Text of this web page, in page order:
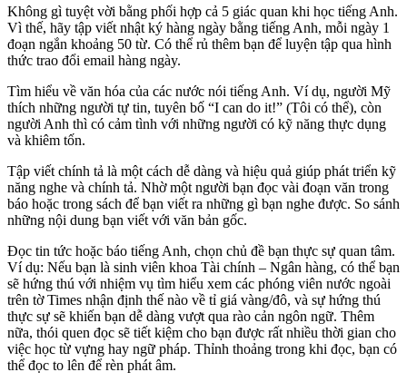
Không gì tuyệt vời bằng phối hợp cả 5 giác quan khi học tiếng Anh.
Vì thế, hãy tập viết nhật ký hàng ngày bằng tiếng Anh, mỗi ngày 1
đoạn ngắn khoảng 50 từ. Có thể rủ thêm bạn để luyện tập qua hình
thức trao đổi email hàng ngày.
Tìm hiểu về văn hóa của các nước nói tiếng Anh. Ví dụ, người Mỹ
thích những người tự tin, tuyên bố “I can do it!” (Tôi có thể), còn
người Anh thì có cảm tình với những người có kỹ năng thực dụng
và khiêm tốn.
Tập viết chính tả là một cách dễ dàng và hiệu quả giúp phát triển kỹ
năng nghe và chính tả. Nhờ một người bạn đọc vài đoạn văn trong
báo hoặc trong sách để bạn viết ra những gì bạn nghe được. So sánh
những nội dung bạn viết với văn bản gốc.
Đọc tin tức hoặc báo tiếng Anh, chọn chủ đề bạn thực sự quan tâm.
Ví dụ: Nếu bạn là sinh viên khoa Tài chính – Ngân hàng, có thể bạn
sẽ hứng thú với nhiệm vụ tìm hiểu xem các phóng viên nước ngoài
trên tờ Times nhận định thế nào về tỉ giá vàng/đô, và sự hứng thú
thực sự sẽ khiến bạn dễ dàng vượt qua rào cản ngôn ngữ. Thêm
nữa, thói quen đọc sẽ tiết kiệm cho bạn được rất nhiều thời gian cho
việc học từ vựng hay ngữ pháp. Thỉnh thoảng trong khi đọc, bạn có
thể đọc to lên để rèn phát âm.